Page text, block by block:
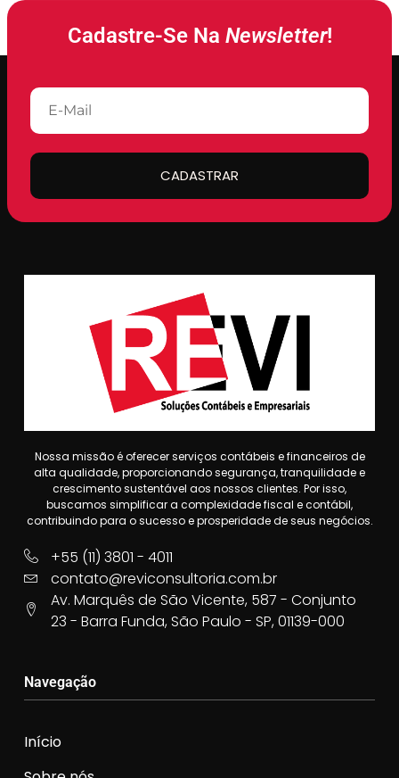
Cadastre-Se Na Newsletter!
CADASTRAR
Nossa missão é oferecer serviços contábeis e financeiros de
alta qualidade, proporcionando segurança, tranquilidade e
crescimento sustentável aos nossos clientes. Por isso,
buscamos simplificar a complexidade fiscal e contábil,
contribuindo para o sucesso e prosperidade de seus negócios.
+55 (11) 3801 - 4011
contato@reviconsultoria.com.br
Av. Marquês de São Vicente, 587 - Conjunto
23 - Barra Funda, São Paulo - SP, 01139-000
Navegação
Início